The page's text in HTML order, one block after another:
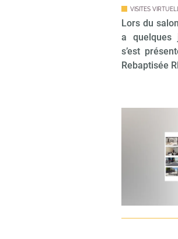
VISITES
Lors du
a quelques
s’est
Rebaptisée